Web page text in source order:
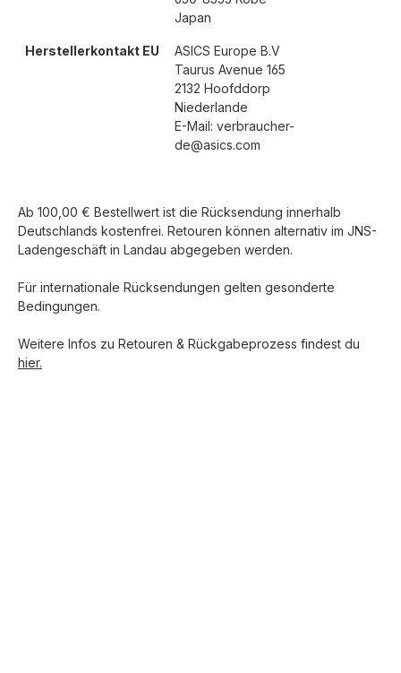
Japan
Herstellerkontakt EU
ASICS Europe B.V
Taurus Avenue 165
2132 Hoofddorp
Niederlande
E-Mail: verbraucher-
de@asics.com
Ab 100,00 € Bestellwert ist die Rücksendung innerhalb
Deutschlands kostenfrei. Retouren können alternativ im JNS-
Ladengeschäft in Landau abgegeben werden.
Für internationale Rücksendungen gelten gesonderte
Bedingungen.
Weitere Infos zu Retouren & Rückgabeprozess findest du
hier.